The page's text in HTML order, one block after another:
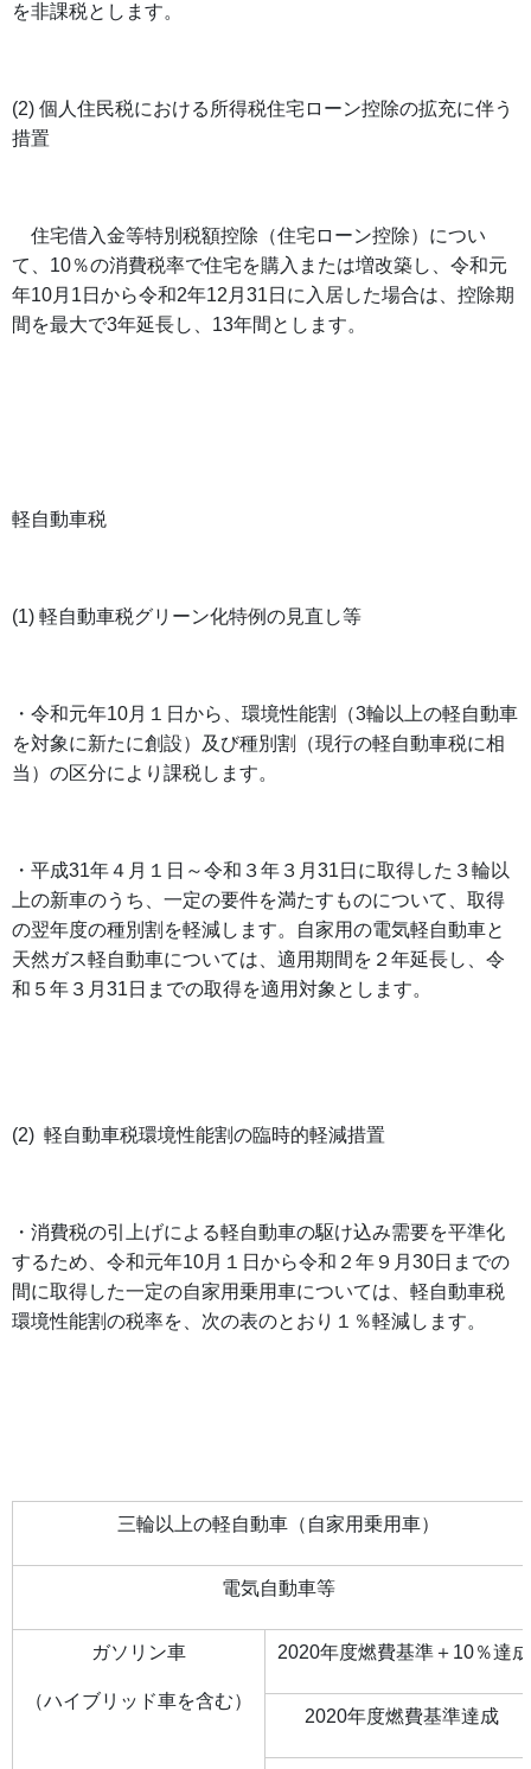
を非課税とします。
(2) 個人住民税における所得税住宅ローン控除の拡充に伴う
措置
住宅借入金等特別税額控除（住宅ローン控除）につい
て、 10％の消費税率で住宅を購入または増改築し、令和元
年10月 1 日から令和2年12 月 31 日に入居した場合は、控除期
間を最大で3年延長し、 13年間とします。
軽自動車税
(1) 軽自動車税グリーン化特例の見直し等
・令和元年10月１日から、環境性能割（3輪以上の軽自動車
を対象に新たに創設）及び種別割（現行の軽自動車税に相
当）の区分により課税します。
・平成31年４月１日～令和３年３月 31 日に取得した３輪以
上の新車のうち、一定の要件を満たすものについて、取得
の翌年度の種別割を軽減します。自家用の電気軽自動車と
天然ガス軽自動車については、適用期間を２年延長し、令
和５年３月 31 日までの取得を適用対象とします。
(2) 軽自動車税環境性能割の臨時的軽減措置
・消費税の引上げによる軽自動車の駆け込み需要を平準化
するため、令和元年10月１日から令和２年９月 30日までの
間に取得した一定の自家用乗用車については、軽自動車税
環境性能割の税率を、次の表のとおり１％軽減します。
三輪以上の軽自動車（自家用乗用車）
電気自動車等
ガソリン車
（ハイブリッド車を含む）
2020年度燃費基準＋ 10％達成
2020年度燃費基準達成